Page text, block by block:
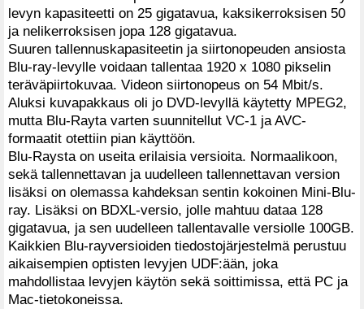
levyn kapasiteetti on 25 gigatavua, kaksikerroksisen 50
ja nelikerroksisen jopa 128 gigatavua.
Suuren tallennuskapasiteetin ja siirtonopeuden ansiosta
Blu-ray-levylle voidaan tallentaa 1920 x 1080 pikselin
teräväpiirtokuvaa. Videon siirtonopeus on 54 Mbit/s.
Aluksi kuvapakkaus oli jo DVD-levyllä käytetty MPEG2,
mutta Blu-Rayta varten suunnitellut VC-1 ja AVC-
formaatit otettiin pian käyttöön.
Blu-Raysta on useita erilaisia versioita. Normaalikoon,
sekä tallennettavan ja uudelleen tallennettavan version
lisäksi on olemassa kahdeksan sentin kokoinen Mini-Blu-
ray. Lisäksi on BDXL-versio, jolle mahtuu dataa 128
gigatavua, ja sen uudelleen tallentavalle versiolle 100GB.
Kaikkien Blu-rayversioiden tiedostojärjestelmä perustuu
aikaisempien optisten levyjen UDF:ään, joka
mahdollistaa levyjen käytön sekä soittimissa, että PC ja
Mac-tietokoneissa.